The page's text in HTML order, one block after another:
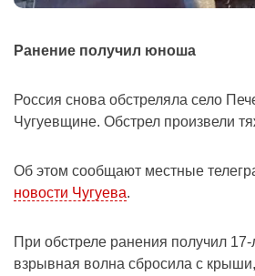
Ранение получил юноша
Россия снова обстреляла село
Чугуевщине. Обстрел произвели
Об этом сообщают местные
новости Чугуева.
При обстреле ранения получил
взрывная волна сбросила с крыши,